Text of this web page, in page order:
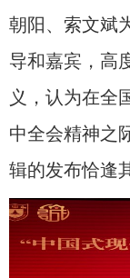
朝阳、索文斌
导和嘉宾，高
义，认为在全
中全会精神之
辑的发布恰逢